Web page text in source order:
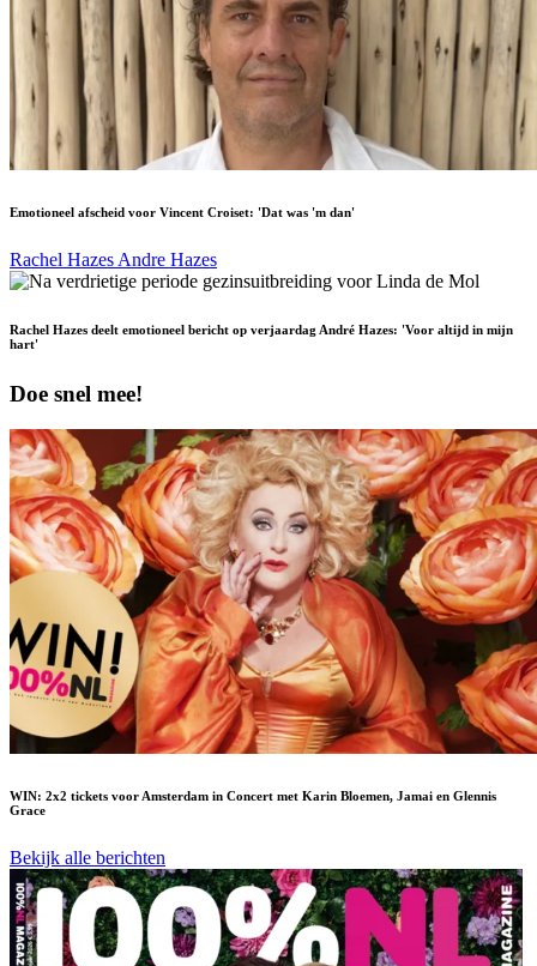
Emotioneel afscheid voor Vincent Croiset: 'Dat was 'm dan'
Rachel Hazes Andre Hazes
Rachel Hazes deelt emotioneel bericht op verjaardag André Hazes: 'Voor altijd in mijn
hart'
Doe snel mee!
WIN: 2x2 tickets voor Amsterdam in Concert met Karin Bloemen, Jamai en Glennis
Grace
Bekijk alle berichten